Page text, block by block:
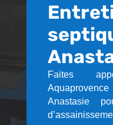
Faites
Anastasie